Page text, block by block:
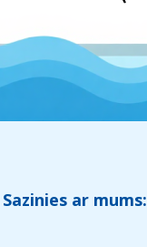
Sazinies ar mums: